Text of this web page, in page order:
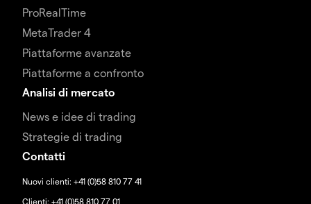
ProRealTime
MetaTrader 4
Piattaforme avanzate
Piattaforme a confronto
Analisi di mercato
News e idee di trading
Strategie di trading
Contatti
Nuovi clienti: +41 (0)58 810 77 41
Clienti: +41 (0)58 810 77 01